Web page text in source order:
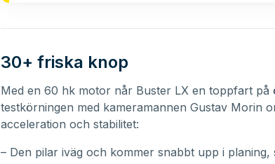
30+ friska knop
Med en 60 hk motor når Buster LX en toppfart på
testkörningen med kameramannen Gustav Morin
acceleration och stabilitet:
– Den pilar iväg och kommer snabbt upp i planing,